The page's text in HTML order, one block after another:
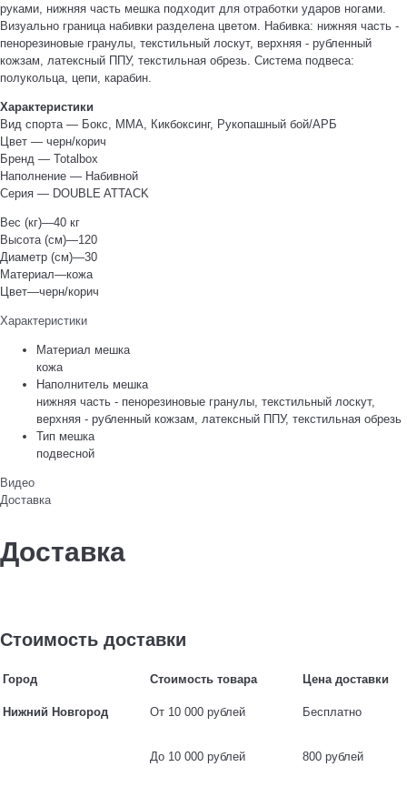
руками, нижняя часть мешка подходит для отработки ударов ногами.
Визуально граница набивки разделена цветом. Набивка: нижняя часть -
пенорезиновые гранулы, текстильный лоскут, верхняя - рубленный
кожзам, латексный ППУ, текстильная обрезь. Система подвеса:
полукольца, цепи, карабин.
Характеристики
Вид спорта — Бокс, ММА, Кикбоксинг, Рукопашный бой/АРБ
Цвет — черн/корич
Бренд — Totalbox
Наполнение — Набивной
Серия — DOUBLE ATTACK
Вес (кг)—40 кг
Высота (см)—120
Диаметр (см)—30
Материал—кожа
Цвет—черн/корич
Характеристики
Материал мешка
кожа
Наполнитель мешка
нижняя часть - пенорезиновые гранулы, текстильный лоскут,
верхняя - рубленный кожзам, латексный ППУ, текстильная обрезь
Тип мешка
подвесной
Видео
Доставка
Доставка
Стоимость доставки
Город Стоимость товара Цена доставки
Нижний Новгород От 10 000 рублей Бесплатно
До 10 000 рублей 800 рублей